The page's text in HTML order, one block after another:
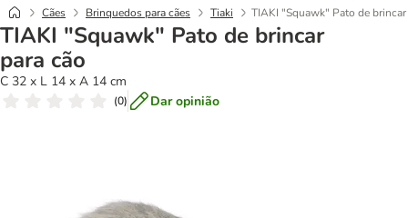
Cães Brinquedos para cães Tiaki TIAKI "Squawk" Pato de brincar
TIAKI "Squawk" Pato de brincar
para cão
C 32 x L 14 x A 14 cm
(0) Dar opinião